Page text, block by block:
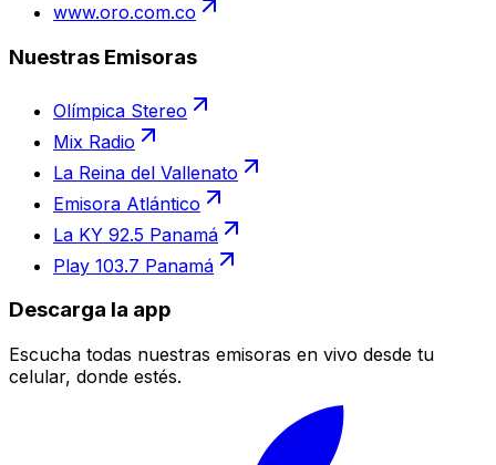
www.oro.com.co
Nuestras Emisoras
Olímpica Stereo
Mix Radio
La Reina del Vallenato
Emisora Atlántico
La KY 92.5 Panamá
Play 103.7 Panamá
Descarga la app
Escucha todas nuestras emisoras en vivo desde tu
celular, donde estés.